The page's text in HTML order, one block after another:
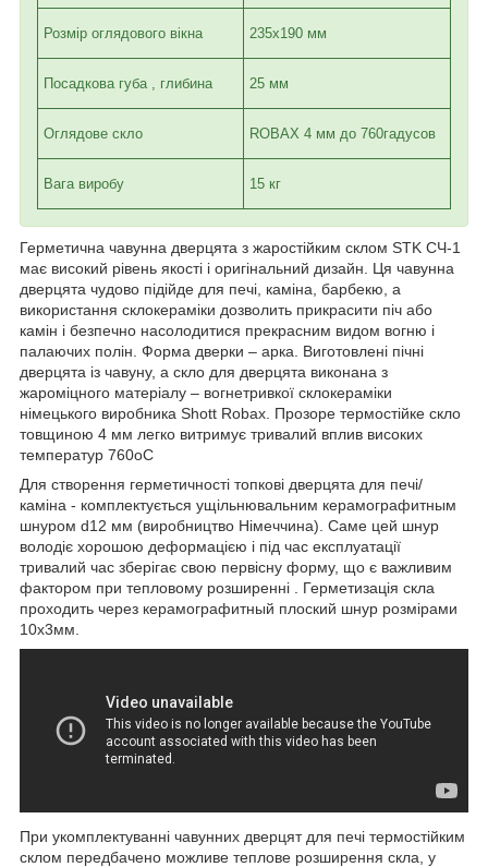
Розмір оглядового вікна 235х190 мм
Посадкова губа , глибина 25 мм
Оглядове скло ROBAX 4 мм до 760гадусов
Вага виробу 15 кг
Герметична чавунна дверцята з жаростійким склом STK СЧ-1
має високий рівень якості і оригінальний дизайн. Ця чавунна
дверцята чудово підійде для печі, каміна, барбекю, а
використання склокераміки дозволить прикрасити піч або
камін і безпечно насолодитися прекрасним видом вогню і
палаючих полін. Форма дверки – арка. Виготовлені пічні
дверцята із чавуну, а скло для дверцята виконана з
жароміцного матеріалу – вогнетривкої склокераміки
німецького виробника Shott Robax. Прозоре термостійке скло
товщиною 4 мм легко витримує тривалий вплив високих
температур 760оС
Для створення герметичності топкові дверцята для печі/
каміна - комплектується ущільнювальним керамографитным
шнуром d12 мм (виробництво Німеччина). Саме цей шнур
володіє хорошою деформацією і під час експлуатації
тривалий час зберігає свою первісну форму, що є важливим
фактором при тепловому розширенні . Герметизація скла
проходить через керамографитный плоский шнур розмірами
10х3мм.
При укомплектуванні чавунних дверцят для печі термостійким
склом передбачено можливе теплове розширення скла, у